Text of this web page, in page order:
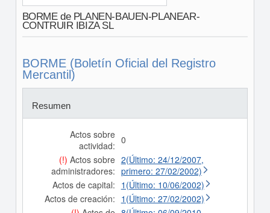
BORME de PLANEN-BAUEN-PLANEAR-
CONTRUIR IBIZA SL
BORME (Boletín Oficial del Registro
Mercantil)
Resumen
Actos sobre
actividad: 0
(!) Actos sobre
administradores:
2(Último: 24/12/2007,
primero: 27/02/2002)
Actos de capital: 1(Último: 10/06/2002)
Actos de creación: 1(Último: 27/02/2002)